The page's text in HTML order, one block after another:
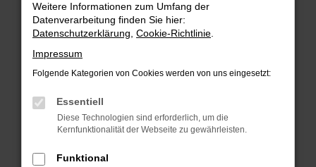
Überprüfe deine Firewall und deine
Internetverbindung.
Laden andere Webseiten, zum Beispiel deine
Suchmaschine?
Prüfe deine Browsererweiterungen.
können das Laden bestimmter Seiten
verhindern. Funktioniert die Seite in einem
Fenster?
Weitere Informationen zum Umfang der
Datenverarbeitung finden Sie hier:
Datenschutzerklärung Cookie-Richtlinie
Impressum
Folgende Kategorien von Cookies werden von uns eingesetzt:
Essentiell
Diese Technologien sind erforderlich, um die
Kernfunktionalität der Webseite zu gewährleisten.
Funktional